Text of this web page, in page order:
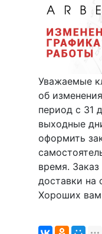
Уважаемые
об
период с 31
выходные
оформить
время.
доставки на
Хороших